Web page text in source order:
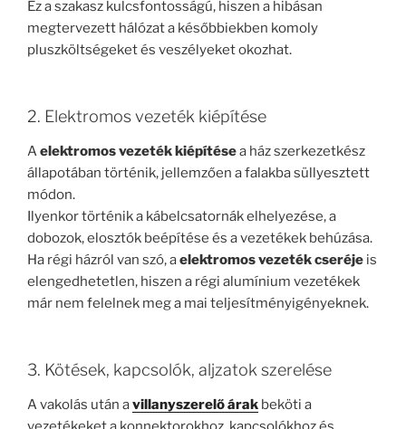
Ez a szakasz kulcsfontosságú, hiszen a hibásan
megtervezett hálózat a későbbiekben komoly
pluszköltségeket és veszélyeket okozhat.
2. Elektromos vezeték kiépítése
Aelektromos vezeték kiépítésea ház szerkezetkész
állapotában történik, jellemzően a falakba süllyesztett
módon.
Ilyenkor történik a kábelcsatornák elhelyezése, a
dobozok, elosztók beépítése és a vezetékek behúzása.
Ha régi házról van szó, aelektromos vezeték cseréje is
elengedhetetlen, hiszen a régi alumínium vezetékek
már nem felelnek meg a mai teljesítményigényeknek.
3. Kötések, kapcsolók, aljzatok szerelése
A vakolás után avillanyszerelő árak beköti a